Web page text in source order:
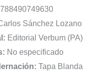
Sánchez Lozano
Editorial Verbum (PA)
No especificado
Tapa Blanda